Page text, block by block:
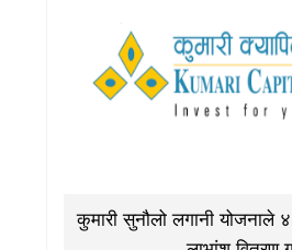
कुमारी सुनौलो लगानी योजनाले